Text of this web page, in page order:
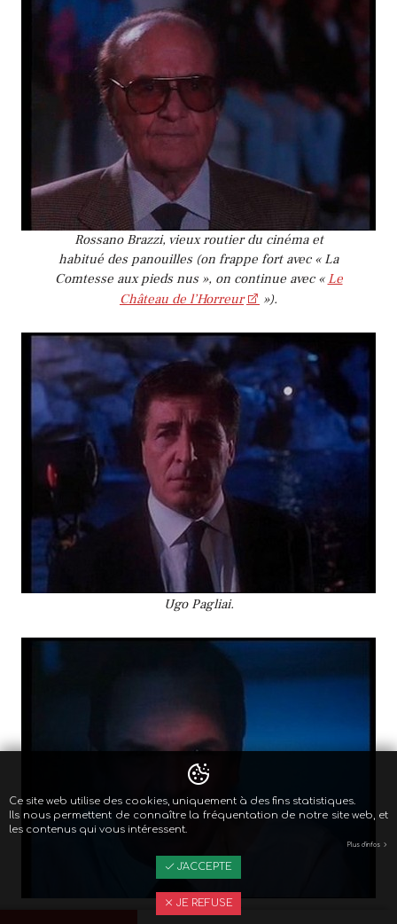
Rossano Brazzi, vieux routier du cinéma et
habitué des panouilles (on frappe fort avec « La
Comtesse aux pieds nus », on continue avec « Le
Château de l’Horreur
»).
Ugo Pagliai.
David Warbeck.
Ce site web utilise des cookies, uniquement à des fins statistiques.
Ils nous permettent de connaître la fréquentation de notre site web, et
les contenus qui vous intéressent.
Plus d'infos
J'ACCEPTE
JE REFUSE